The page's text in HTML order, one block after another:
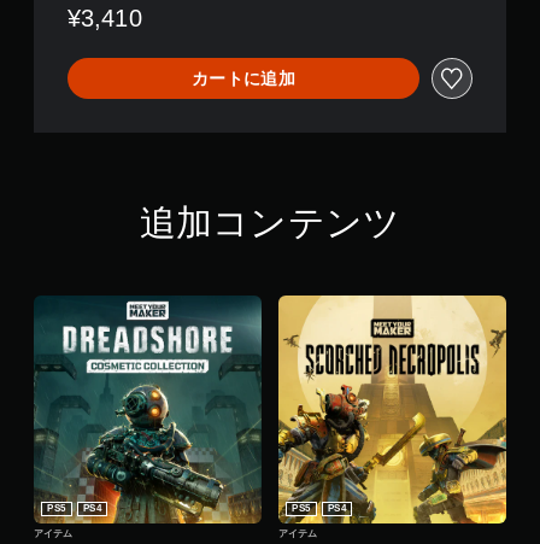
¥3,410
カートに追加
追加コンテンツ
PS5 PS4
アイテム
PS5 PS4
アイテム